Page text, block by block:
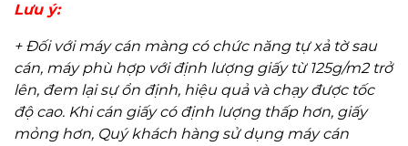
Lưu ý:
+ Đối với máy cán màng có chức năng tự xả tờ sau
cán, máy phù hợp với định lượng giấy từ 125g/m2 trở
lên, đem lại sự ổn định, hiệu quả và chạy được tốc
độ cao. Khi cán giấy có định lượng thấp hơn, giấy
mỏng hơn, Quý khách hàng sử dụng máy cán